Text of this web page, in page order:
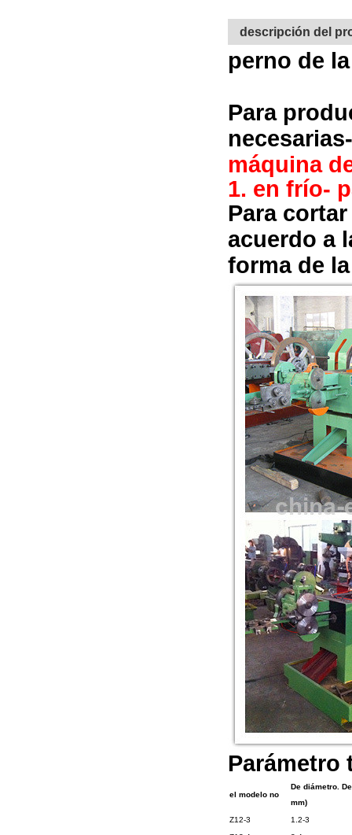
descripción del
perno de
Para
máquina
1. en frío-
Para
acuerdo a
forma de
Parámetro
el modelo no
De diámetro.
mm)
Z12-3
1.2-3